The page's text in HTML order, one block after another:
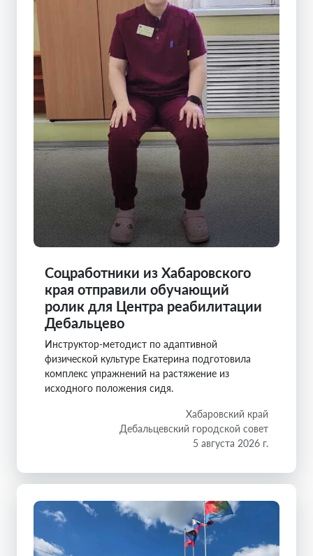
Соцработники из Хабаровского
края отправили обучающий
ролик для Центра реабилитации
Дебальцево
Инструктор-методист по адаптивной
физической культуре Екатерина подготовила
комплекс упражнений на растяжение из
исходного положения сидя.
Хабаровский край
Дебальцевский городской совет
5 августа 2026 г.